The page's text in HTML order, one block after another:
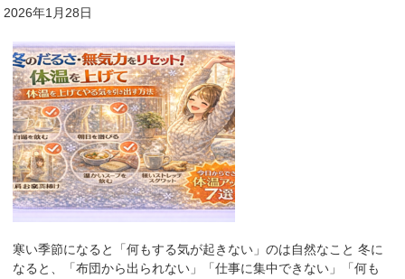
2026年1月28日
寒い季節になると「何もする気が起きない」のは自然なこと 冬に
なると、「布団から出られない」「仕事に集中できない」「何も